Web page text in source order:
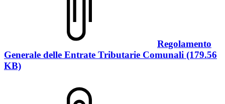
Regolamento
Generale delle Entrate Tributarie Comunali (179.56
KB)